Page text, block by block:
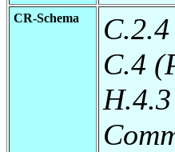
CR-Schema
C.4